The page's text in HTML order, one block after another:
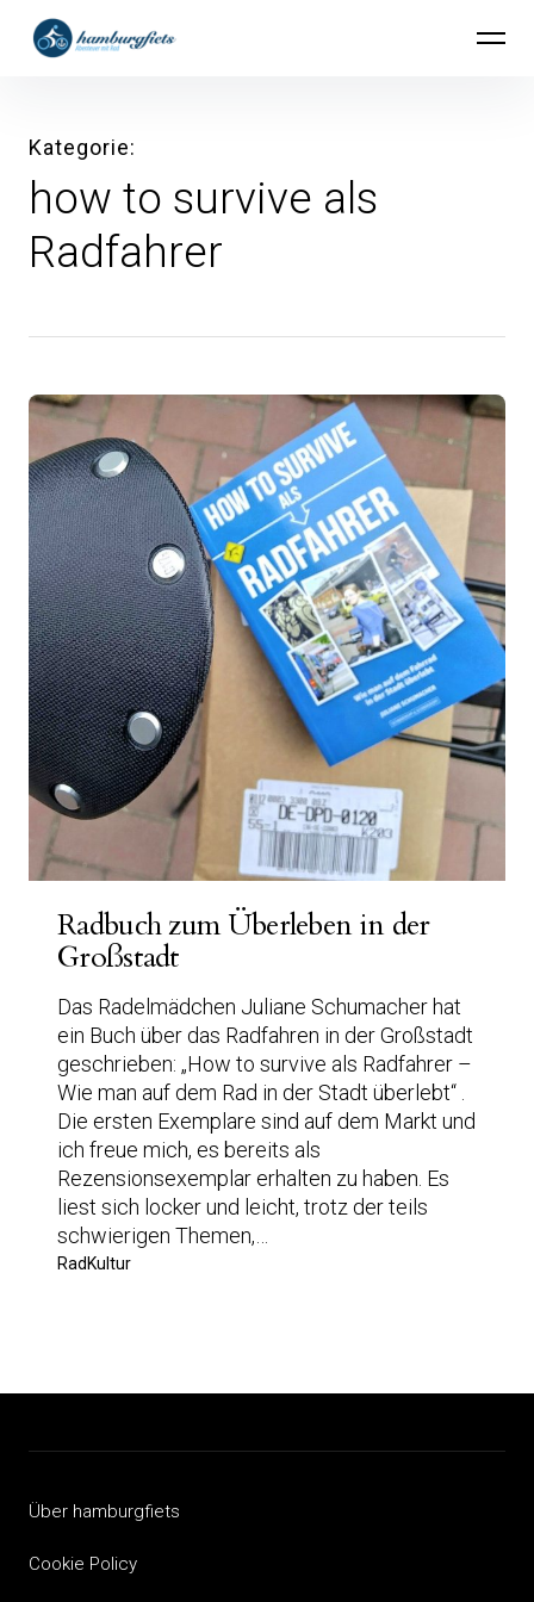
überspringen
hamburgfiets – Abenteuer mit Rad
Kategorie
how to survive als
Radfahrer
Radbuch zum Überleben in der
Großstadt
Das Radelmädchen Juliane Schumacher hat
ein Buch über das Radfahren in der Großstadt
geschrieben: „How to survive als Radfahrer –
Wie man auf dem Rad in der Stadt überlebt“ .
Die ersten Exemplare sind auf dem Markt und
ich freue mich, es bereits als
Rezensionsexemplar erhalten zu haben. Es
liest sich locker und leicht, trotz der teils
schwierigen Themen,…
RadKultur
Über hamburgfiets
Cookie Policy